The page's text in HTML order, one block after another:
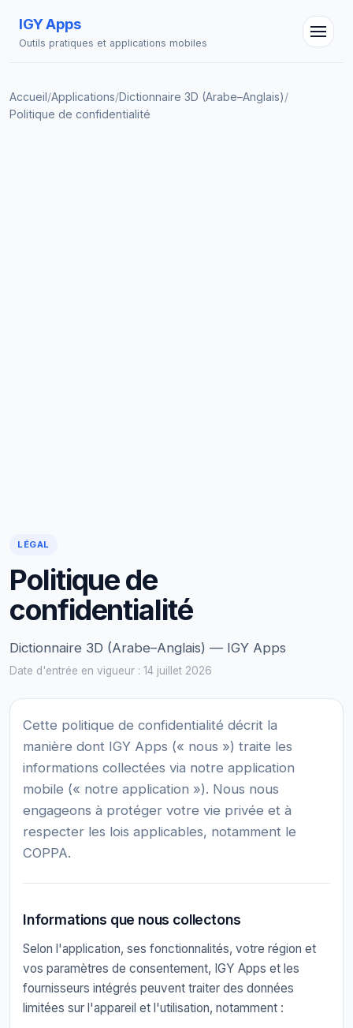
IGY Apps
Outils pratiques et applications mobiles
Accueil/Applications/Dictionnaire 3D (Arabe–Anglais)/
Politique de confidentialité
LÉGAL
Politique de
confidentialité
Dictionnaire 3D (Arabe–Anglais) — IGY Apps
Date d'entrée en vigueur : 14 juillet 2026
Cette politique de confidentialité décrit la
manière dont IGY Apps (« nous ») traite les
informations collectées via notre application
mobile (« notre application »). Nous nous
engageons à protéger votre vie privée et à
respecter les lois applicables, notamment le
COPPA.
Informations que nous collectons
Selon l'application, ses fonctionnalités, votre région et
vos paramètres de consentement, IGY Apps et les
fournisseurs intégrés peuvent traiter des données
limitées sur l'appareil et l'utilisation, notamment :